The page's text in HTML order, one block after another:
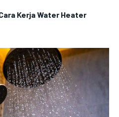
Kerja Water Heater